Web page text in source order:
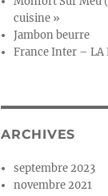
cuisine »
Jambon beurre
France Inter – LA
ARCHIVES
septembre 2023
novembre 2021